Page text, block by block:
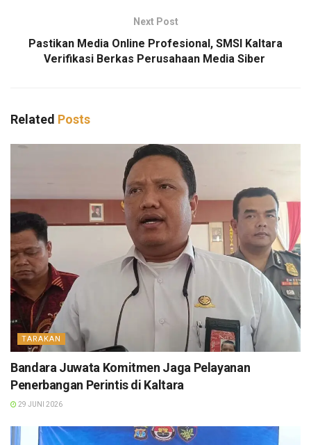
Next Post
Pastikan Media Online Profesional, SMSI Kaltara
Verifikasi Berkas Perusahaan Media Siber
Related Posts
TARAKAN
Bandara Juwata Komitmen Jaga Pelayanan
Penerbangan Perintis di Kaltara
29 JUNI 2026